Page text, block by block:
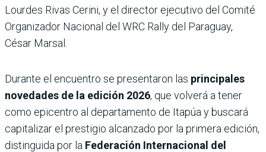
Lourdes Rivas Cerini, y el director ejecutivo del Comité
Organizador Nacional del WRC Rally del Paraguay,
César Marsal.
Durante el encuentro se presentaron las principales
novedades de la edición 2026, que volverá a tener
como epicentro al departamento de Itapúa y buscará
capitalizar el prestigio alcanzado por la primera edición,
distinguida por la Federación Internacional del